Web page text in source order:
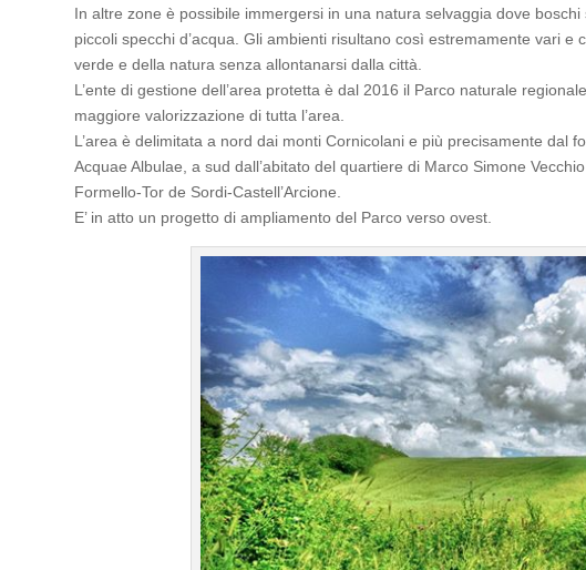
In altre zone è possibile immergersi in una natura selvaggia dove
piccoli specchi d’acqua. Gli ambienti risultano così estremamente vari e
verde e della natura senza allontanarsi dalla città.
L’ente di gestione dell’area protetta è dal 2016 il Parco naturale
maggiore valorizzazione di tutta l’area.
L’area è delimitata a nord dai monti Cornicolani e più precisamente dal
Acquae Albulae, a sud dall’abitato del quartiere di Marco Simone
Formello-Tor de Sordi-Castell’Arcione.
E’ in atto un progetto di ampliamento del Parco verso ovest.